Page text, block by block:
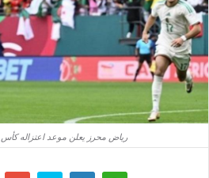
رياض محرز يعلن موعد اعتزاله كأس